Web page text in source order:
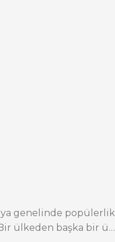
genelinde popülerlik
ülkeden başka bir ü…